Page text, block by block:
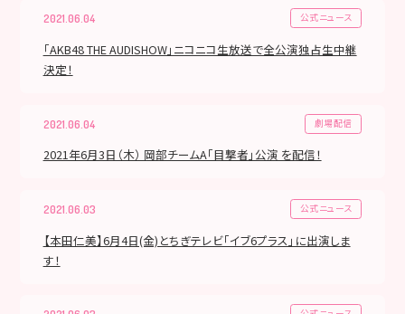
2021.06.04 公式ニュース
「AKB48 THE AUDISHOW」ニコニコ生放送で全公演独占生中継
決定！
2021.06.04 劇場配信
2021年6月3日（木） 岡部チームA「目撃者」公演 を配信！
2021.06.03 公式ニュース
【本田仁美】6月4日(金)とちぎテレビ「イブ6プラス」に出演しま
す！